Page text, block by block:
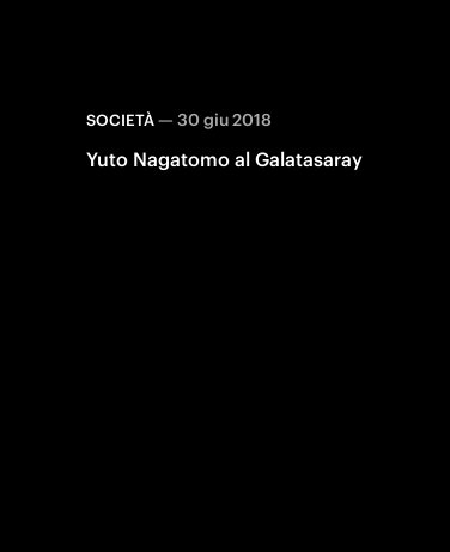
SOCIETÀ— 30 giu 2018
Yuto Nagatomo al Galatasaray